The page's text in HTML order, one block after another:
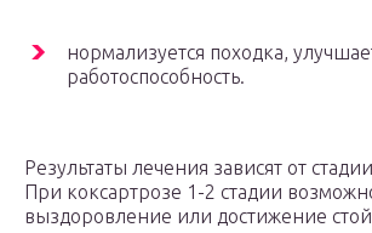
нормализуется походка,
работоспособность.
Результаты лечения зависят от
При коксартрозе 1-2 стадии
выздоровление или достижение